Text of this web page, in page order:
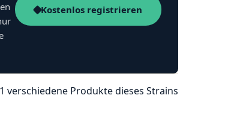
Kostenlos registrieren
1 verschiedene Produkte dieses Strains